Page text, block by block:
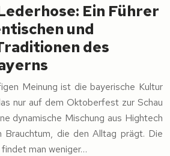
Ein Führer
und
des
Meinung ist die bayerische Kultur
nur auf dem Oktoberfest zur Schau
dynamische Mischung aus Hightech
die den Alltag prägt. Die
man weniger…